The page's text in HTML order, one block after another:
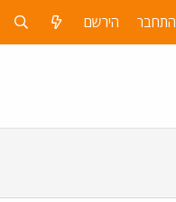
התחבר הירשם